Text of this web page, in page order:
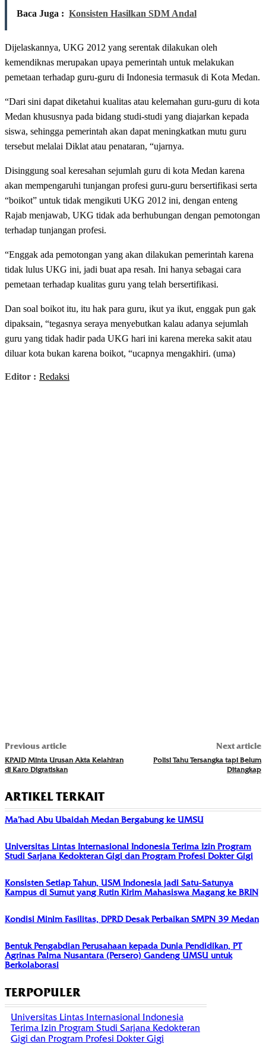
Baca Juga : Konsisten Hasilkan SDM Andal
Dijelaskannya, UKG 2012 yang serentak dilakukan oleh
kemendiknas merupakan upaya pemerintah untuk melakukan
pemetaan terhadap guru-guru di Indonesia termasuk di Kota Medan.
“Dari sini dapat diketahui kualitas atau kelemahan guru-guru di kota
Medan khususnya pada bidang studi-studi yang diajarkan kepada
siswa, sehingga pemerintah akan dapat meningkatkan mutu guru
tersebut melalai Diklat atau penataran, “ujarnya.
Disinggung soal keresahan sejumlah guru di kota Medan karena
akan mempengaruhi tunjangan profesi guru-guru bersertifikasi serta
“boikot” untuk tidak mengikuti UKG 2012 ini, dengan enteng
Rajab menjawab, UKG tidak ada berhubungan dengan pemotongan
terhadap tunjangan profesi.
“Enggak ada pemotongan yang akan dilakukan pemerintah karena
tidak lulus UKG ini, jadi buat apa resah. Ini hanya sebagai cara
pemetaan terhadap kualitas guru yang telah bersertifikasi.
Dan soal boikot itu, itu hak para guru, ikut ya ikut, enggak pun gak
dipaksain, “tegasnya seraya menyebutkan kalau adanya sejumlah
guru yang tidak hadir pada UKG hari ini karena mereka sakit atau
diluar kota bukan karena boikot, “ucapnya mengakhiri. (uma)
Editor : Redaksi
Previous article
KPAID Minta Urusan Akta Kelahiran
di Karo Digratiskan
Next article
Polisi Tahu Tersangka tapi Belum
Ditangkap
ARTIKEL TERKAIT
Ma’had Abu Ubaidah Medan Bergabung ke UMSU
Universitas Lintas Internasional Indonesia Terima Izin Program
Studi Sarjana Kedokteran Gigi dan Program Profesi Dokter Gigi
Konsisten Setiap Tahun, USM Indonesia jadi Satu-Satunya
Kampus di Sumut yang Rutin Kirim Mahasiswa Magang ke BRIN
Kondisi Minim Fasilitas, DPRD Desak Perbaikan SMPN 39 Medan
Bentuk Pengabdian Perusahaan kepada Dunia Pendidikan, PT
Agrinas Palma Nusantara (Persero) Gandeng UMSU untuk
Berkolaborasi
TERPOPULER
Universitas Lintas Internasional Indonesia
Terima Izin Program Studi Sarjana Kedokteran
Gigi dan Program Profesi Dokter Gigi